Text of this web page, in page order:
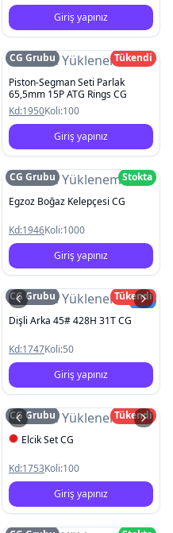
Giriş yapınız
Resim Yüklenemedi
CG Grubu
Tükendi
Piston-Segman Seti Parlak
65,5mm 15P ATG Rings CG
Kd:1950Koli:100
Giriş yapınız
Resim Yüklenemedi
CG Grubu
Stokta
Egzoz Boğaz Kelepçesi CG
Kd:1946Koli:1000
Giriş yapınız
Resim YüklenemediYeni
CG Grubu
Tükendi
Dişli Arka 45# 428H 31T CG
Kd:1747Koli:50
Giriş yapınız
Resim Yüklenemedi
CG Grubu
Tükendi
Elcik Set CG
Kd:1753Koli:100
Giriş yapınız